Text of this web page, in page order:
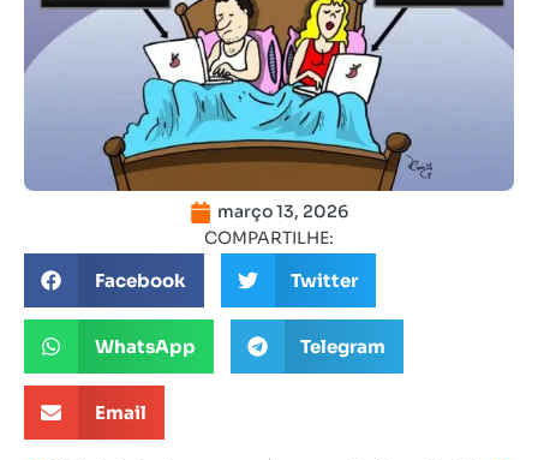
março 13, 2026
COMPARTILHE:
Facebook Twitter
WhatsApp Telegram
Email